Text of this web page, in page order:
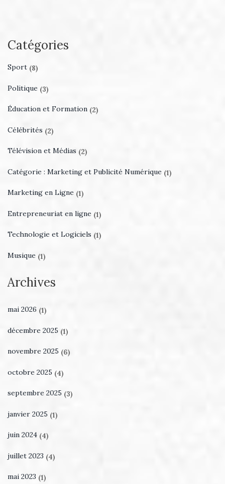
Catégories
Sport (8)
Politique (3)
Éducation et Formation (2)
Célébrités (2)
Télévision et Médias (2)
Catégorie : Marketing et Publicité Numérique (1)
Marketing en Ligne (1)
Entrepreneuriat en ligne (1)
Technologie et Logiciels (1)
Musique (1)
Archives
mai 2026 (1)
décembre 2025 (1)
novembre 2025 (6)
octobre 2025 (4)
septembre 2025 (3)
janvier 2025 (1)
juin 2024 (4)
juillet 2023 (4)
mai 2023 (1)